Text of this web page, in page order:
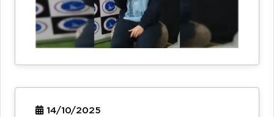
14/10/2025